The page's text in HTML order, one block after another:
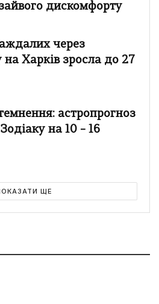
дискомфорту
через
на Харків зросла до 27
астропрогноз
на 10 – 16
ЩЕ